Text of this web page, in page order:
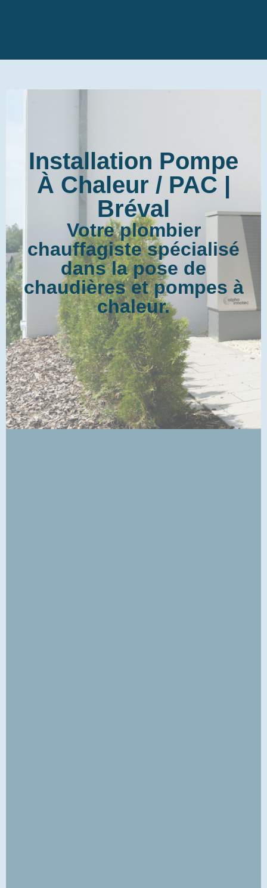
Installation Pompe
À Chaleur / PAC |
Bréval
Votre plombier
chauffagiste spécialisé
dans la pose de
chaudières et pompes à
chaleur.